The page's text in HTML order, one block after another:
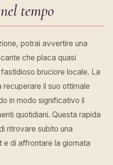
tempo
potrai avvertire una
che placa quasi
bruciore locale. La
recuperare il suo ottimale
in modo significativo il
quotidiani. Questa rapida
ritrovare subito una
di affrontare la giornata